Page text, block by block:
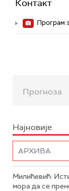
Контакт
Програм
Прогноза
Најновије
Милићевић:
мора да се